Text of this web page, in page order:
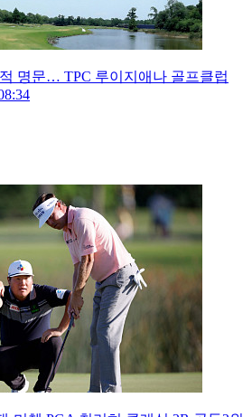
명문… TPC 루이지애나 골프클럽